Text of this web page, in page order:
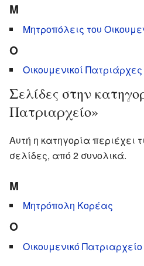
Μ
Μητροπόλεις του
Ο
Οικουμενικοί Πατριάρχες
Σελίδες στην
Πατριαρχείο»
Αυτή η κατηγορία περιέχει
σελίδες, από 2 συνολικά.
Μ
Μητρόπολη Κορέας
Ο
Οικουμενικό Πατριαρχείο